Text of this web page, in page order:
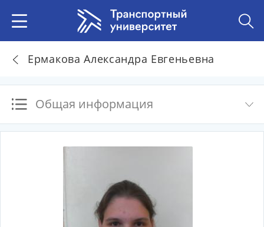
Ермакова Александра Евгеньевна
Общая информация